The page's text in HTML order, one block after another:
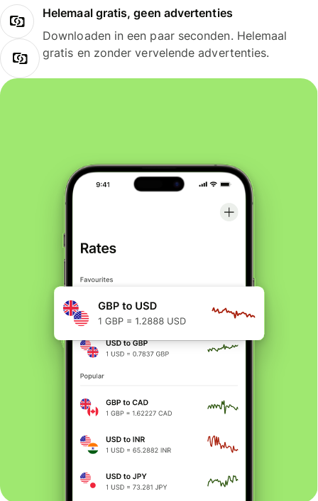
Helemaal gratis, geen advertenties
Downloaden in een paar seconden. Helemaal
gratis en zonder vervelende advertenties.